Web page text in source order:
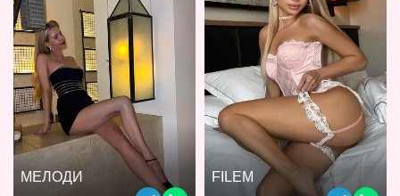
МЕЛОДИ FILEM